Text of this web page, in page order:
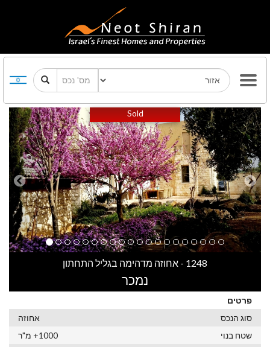
Sold
Previous Next
1248 - אחוזה מדהימה בגליל התחתון
נמכר
פרטים
סוג הנכס
אחוזה
שטח בנוי
1000+ מ"ר